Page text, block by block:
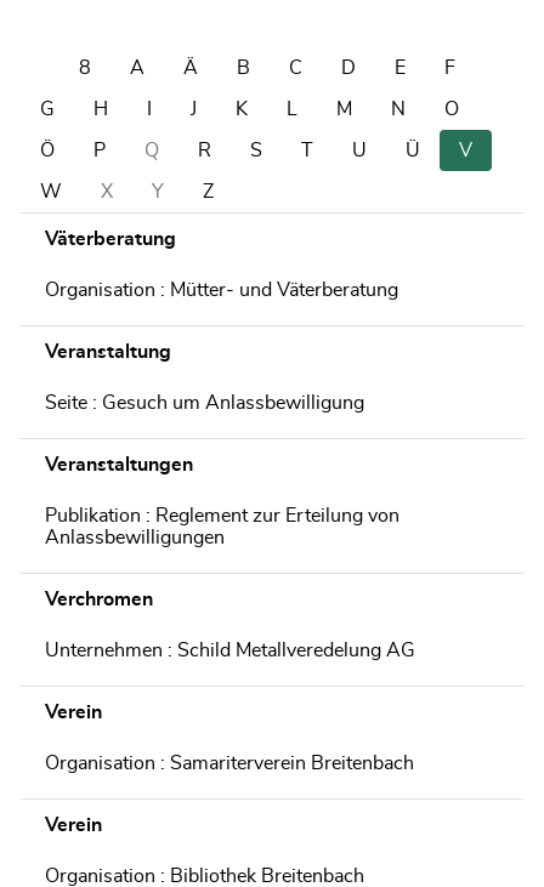
8 A Ä B C D E F
G H J K M N O
Ö P Q R S U Ü V
W X Y Z
Väterberatung
Organisation : Mütter- und Väterberatung
Veranstaltung
Seite : Gesuch um Anlassbewilligung
Veranstaltungen
Publikation : Reglement zur Erteilung von
Anlassbewilligungen
Verchromen
Unternehmen : Schild Metallveredelung AG
Verein
Organisation : Samariterverein Breitenbach
Verein
Organisation : Bibliothek Breitenbach